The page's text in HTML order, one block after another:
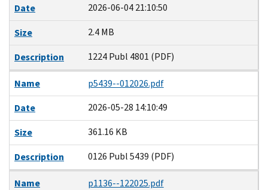
Date
2026-06-04 21:10:50
Size
2.4 MB
Description
1224 Publ 4801 (PDF)
Name
p5439--012026.pdf
Date
2026-05-28 14:10:49
Size
361.16 KB
Description
0126 Publ 5439 (PDF)
Name
p1136--122025.pdf